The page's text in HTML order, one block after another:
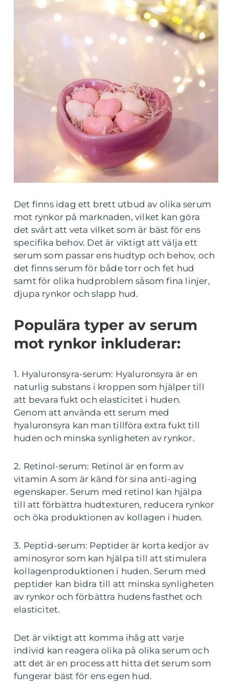
Det finns idag ett brett utbud av olika serum
mot rynkor på marknaden, vilket kan göra
det svårt att veta vilket som är bäst för ens
specifika behov. Det är viktigt att välja ett
serum som passar ens hudtyp och behov, och
det finns serum för både torr och fet hud
samt för olika hudproblem såsom fina linjer,
djupa rynkor och slapp hud.
Populära typer av serum
mot rynkor inkluderar:
1. Hyaluronsyra-serum: Hyaluronsyra är en
naturlig substans i kroppen som hjälper till
att bevara fukt och elasticitet i huden.
Genom att använda ett serum med
hyaluronsyra kan man tillföra extra fukt till
huden och minska synligheten av rynkor.
2. Retinol-serum: Retinol är en form av
vitamin A som är känd för sina anti-aging
egenskaper. Serum med retinol kan hjälpa
till att förbättra hudtexturen, reducera rynkor
och öka produktionen av kollagen i huden.
3. Peptid-serum: Peptider är korta kedjor av
aminosyror som kan hjälpa till att stimulera
kollagenproduktionen i huden. Serum med
peptider kan bidra till att minska synligheten
av rynkor och förbättra hudens fasthet och
elasticitet.
Det är viktigt att komma ihåg att varje
individ kan reagera olika på olika serum och
att det är en process att hitta det serum som
fungerar bäst för ens egen hud.